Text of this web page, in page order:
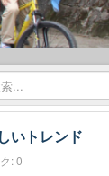
いトレンド
: 0